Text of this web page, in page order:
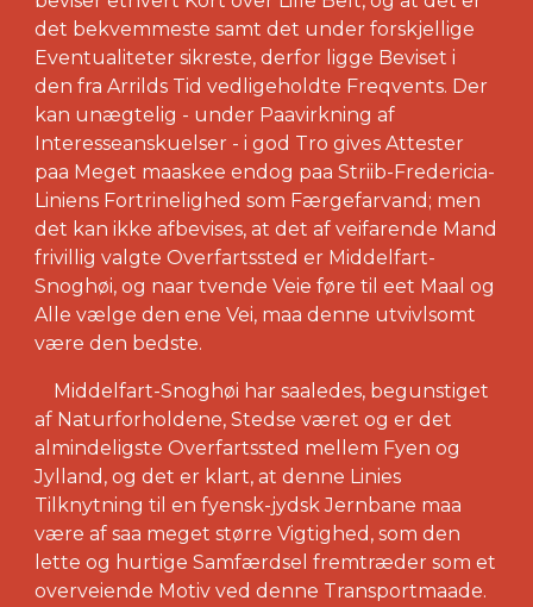
det bekvemmeste samt det under forskjellige
Eventualiteter sikreste, derfor ligge Beviset i
den fra Arrilds Tid vedligeholdte Freqvents. Der
kan unægtelig - under Paavirkning af
Interesseanskuelser - i god Tro gives Attester
paa Meget maaskee endog paa Striib-Fredericia-
Liniens Fortrinelighed som Færgefarvand; men
det kan ikke afbevises, at det af veifarende Mand
frivillig valgte Overfartssted er Middelfart-
Snoghøi, og naar tvende Veie føre til eet Maal og
Alle vælge den ene Vei, maa denne utvivlsomt
være den bedste.
Middelfart-Snoghøi har saaledes, begunstiget
af Naturforholdene, Stedse været og er det
almindeligste Overfartssted mellem Fyen og
Jylland, og det er klart, at denne Linies
Tilknytning til en fyensk-jydsk Jernbane maa
være af saa meget større Vigtighed, som den
lette og hurtige Samfærdsel fremtræder som et
overveiende Motiv ved denne Transportmaade.